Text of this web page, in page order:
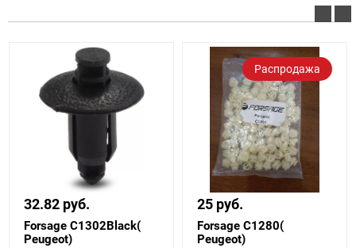
32.82 руб.
Forsage C1302Black(
Peugeot)
Распродажа
25 руб.
Forsage C1280(
Peugeot)